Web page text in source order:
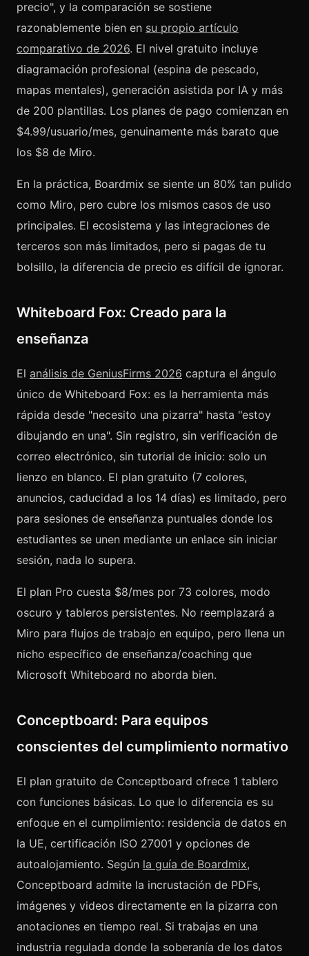
precio", y la comparación se sostiene
razonablemente bien en su propio artículo
comparativo de 2026. El nivel gratuito incluye
diagramación profesional (espina de pescado,
mapas mentales), generación asistida por IA y más
de 200 plantillas. Los planes de pago comienzan en
$4.99/usuario/mes, genuinamente más barato que
los $8 de Miro.
En la práctica, Boardmix se siente un 80% tan pulido
como Miro, pero cubre los mismos casos de uso
principales. El ecosistema y las integraciones de
terceros son más limitados, pero si pagas de tu
bolsillo, la diferencia de precio es difícil de ignorar.
Whiteboard Fox: Creado para la
enseñanza
El análisis de GeniusFirms 2026 captura el ángulo
único de Whiteboard Fox: es la herramienta más
rápida desde "necesito una pizarra" hasta "estoy
dibujando en una". Sin registro, sin verificación de
correo electrónico, sin tutorial de inicio: solo un
lienzo en blanco. El plan gratuito (7 colores,
anuncios, caducidad a los 14 días) es limitado, pero
para sesiones de enseñanza puntuales donde los
estudiantes se unen mediante un enlace sin iniciar
sesión, nada lo supera.
El plan Pro cuesta $8/mes por 73 colores, modo
oscuro y tableros persistentes. No reemplazará a
Miro para flujos de trabajo en equipo, pero llena un
nicho específico de enseñanza/coaching que
Microsoft Whiteboard no aborda bien.
Conceptboard: Para equipos
conscientes del cumplimiento normativo
El plan gratuito de Conceptboard ofrece 1 tablero
con funciones básicas. Lo que lo diferencia es su
enfoque en el cumplimiento: residencia de datos en
la UE, certificación ISO 27001 y opciones de
autoalojamiento. Según la guía de Boardmix,
Conceptboard admite la incrustación de PDFs,
imágenes y videos directamente en la pizarra con
anotaciones en tiempo real. Si trabajas en una
industria regulada donde la soberanía de los datos